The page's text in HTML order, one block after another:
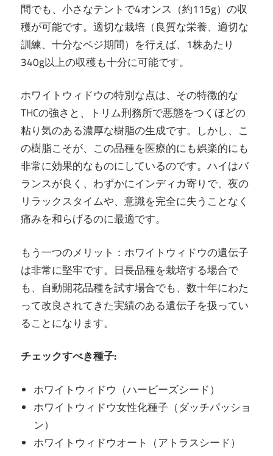
間でも、小さなテントで4オンス（約115g）の収
穫が可能です。適切な栽培（良質な栄養、適切な
訓練、十分なベジ期間）を行えば、1株あたり
340g以上の収穫も十分に可能です。
ホワイトウィドウの特別な点は、その特徴的な
THCの強さと、トリム刑務所で悪態をつくほどの
粘り気のある濃厚な樹脂の生成です。しかし、こ
の樹脂こそが、この品種を医療的にも娯楽的にも
非常に効果的なものにしているのです。ハイはバ
ランスが良く、わずかにインディカ寄りで、夜の
リラックスタイムや、意識を完全に失うことなく
痛みを和らげるのに最適です。
もう一つのメリット：ホワイトウィドウの遺伝子
は非常に堅牢です。日長品種を栽培する場合で
も、自動開花品種を試す場合でも、数十年にわた
って改良されてきた実績のある遺伝子を扱ってい
ることになります。
チェックすべき種子:
ホワイトウィドウ（ハービーズシード）
ホワイトウィドウ女性化種子（ダッチパッショ
ン）
ホワイトウィドウオート（アトラスシード）